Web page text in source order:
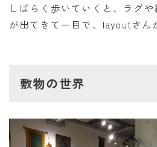
しばらく歩いていくと、ラグ
が出てきて一目で、layoutさん
敷物の世界